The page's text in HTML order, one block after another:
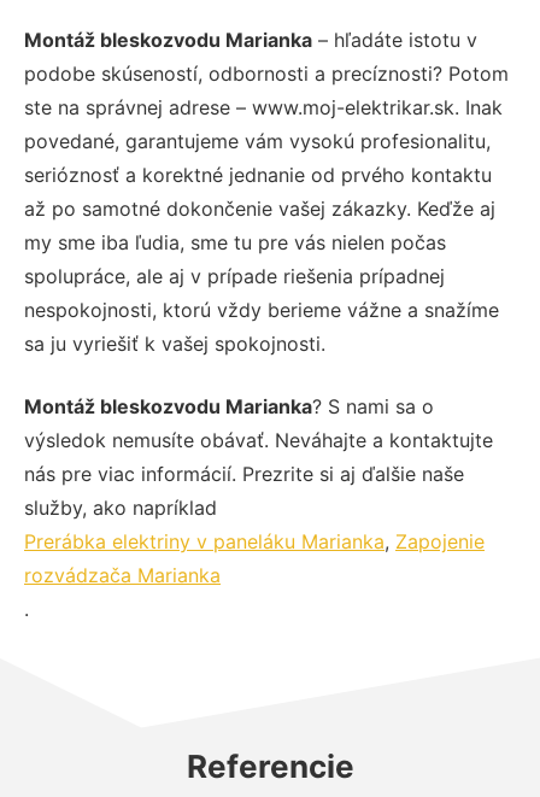
Montáž bleskozvodu Marianka – hľadáte istotu v
podobe skúseností, odbornosti a precíznosti? Potom
ste na správnej adrese – www.moj-elektrikar.sk. Inak
povedané, garantujeme vám vysokú profesionalitu,
serióznosť a korektné jednanie od prvého kontaktu
až po samotné dokončenie vašej zákazky. Keďže aj
my sme iba ľudia, sme tu pre vás nielen počas
spolupráce, ale aj v prípade riešenia prípadnej
nespokojnosti, ktorú vždy berieme vážne a snažíme
sa ju vyriešiť k vašej spokojnosti.
Montáž bleskozvodu Marianka? S nami sa o
výsledok nemusíte obávať. Neváhajte a kontaktujte
nás pre viac informácií. Prezrite si aj ďalšie naše
služby, ako napríklad
Prerábka elektriny v paneláku Marianka, Zapojenie
rozvádzača Marianka
.
Referencie